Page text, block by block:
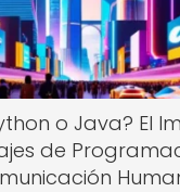
o Java? El
de